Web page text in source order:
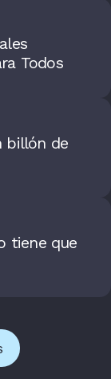
Todos
billón de
tiene que